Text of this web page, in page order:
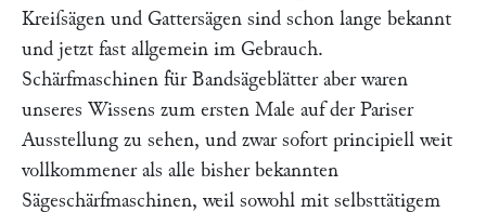
Kreiſsägen und Gattersägen sind schon lange bekannt
und jetzt fast allgemein im Gebrauch.
Schärfmaschinen für Bandsägeblätter aber waren
unseres Wissens zum ersten Male auf der Pariser
Ausstellung zu sehen, und zwar sofort principiell weit
vollkommener als alle bisher bekannten
Sägeschärfmaschinen, weil sowohl mit selbsttätigem